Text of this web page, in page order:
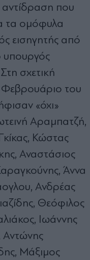
αντίδραση που
τα ομόφυλα
εισηγητής από
υπουργός
σχετική
του
«όχι»
Αραμπατζή,
Κώστας
Αναστάσιος
Άννα
Ανδρέας
Θεόφιλος
Ιωάννης
Αντώνης
Μάξιμος